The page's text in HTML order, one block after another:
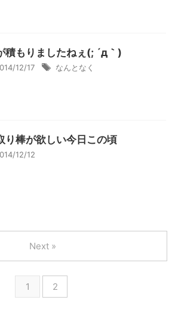
積もりましたねぇ(; ´д｀)
12/17 なんとなく
り棒が欲しい今日この頃
12/12
1 2
Next »